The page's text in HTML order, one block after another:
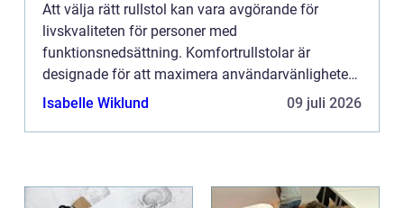
Att välja rätt rullstol kan vara avgörande för
livskvaliteten för personer med
funktionsnedsättning. Komfortrullstolar är
designade för att maximera användarvänligheten
och komforten för personer...
Isabelle Wiklund 09 juli 2026